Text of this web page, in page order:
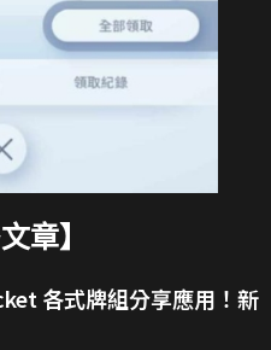
章】
各式牌組分享應用！新